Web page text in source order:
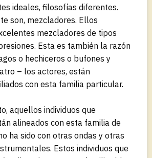
ideales, filosofías diferentes.
son, mezcladores. Ellos
mezcladores de tipos
Esta es también la razón
o hechiceros o bufones y
– los actores, están
con esta familia particular.
aquellos individuos que
alineados con esta familia de
ha sido con otras ondas y otras
Estos individuos que